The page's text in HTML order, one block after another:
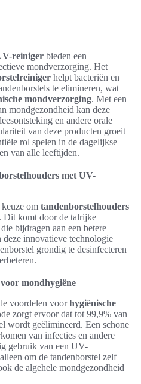
reiniger bieden een
mondverzorging. Het
helpt bacteriën en
te elimineren, wat
mondverzorging. Met een
mondgezondheid kan deze
en andere orale
van deze producten groeit
rol spelen in de dagelijkse
van alle leeftijden.
met UV-
keuze om tandenborstelhouders
Dit komt door de talrijke
die bijdragen aan een betere
innovatieve technologie
grondig te desinfecteren
mondhygiëne
voordelen voorhygiënische
zorgt ervoor dat tot 99,9% van
wordt geëlimineerd. Een schone
van infecties en andere
gebruik van een UV-
om de tandenborstel zelf
de algehele mondgezondheid